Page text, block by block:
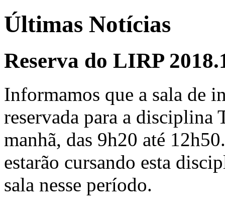
Últimas Notícias
Reserva do LIRP
Informamos que a sala de
reservada para a disciplina
manhã, das 9h20 até
estarão cursando esta
sala nesse período.